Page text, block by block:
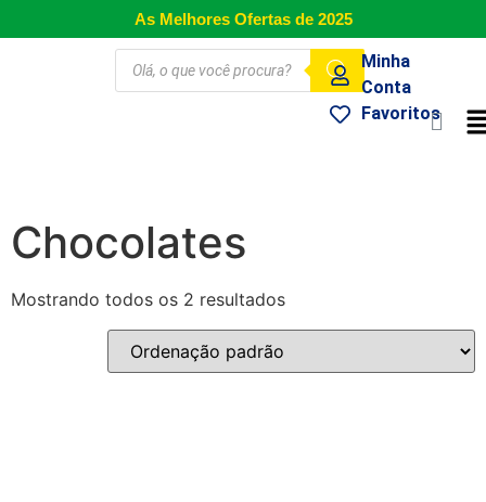
As Melhores Ofertas de 2025
Minha
Conta
Favoritos
Chocolates
Mostrando todos os 2 resultados